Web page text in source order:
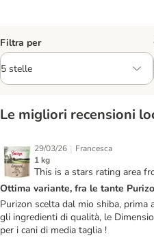
Filtra per
Le migliori recensioni
29/03/26 | Francesca
1 kg
This is a stars rating area
Ottima variante, fra le tante
Purizon scelta dal mio shiba, prima
gli ingredienti di qualità, le
per i cani di media taglia !